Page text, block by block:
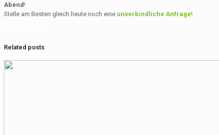
Abend!
Stelle am Besten gleich heute noch eine unverbindliche Anfrage!
Related posts